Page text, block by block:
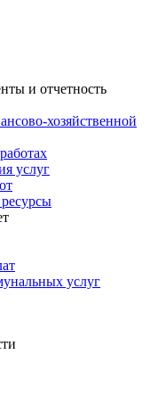
и отчетность
хозяйственной
услуг
услуг